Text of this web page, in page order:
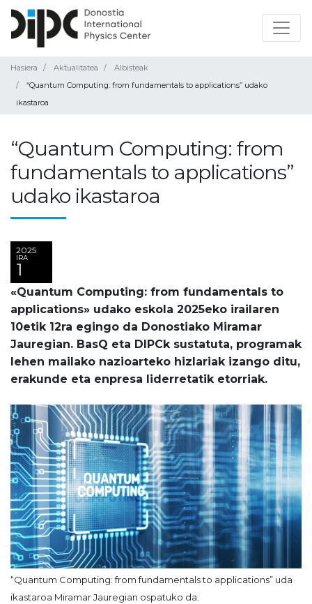
Hasiera Aktualitatea
Albisteak
“Quantum Computing: from fundamentals to applications” udako
ikastaroa
“Quantum Computing: from
fundamentals to applications”
udako ikastaroa
2025
IRA
1
«Quantum Computing: from fundamentals to
applications» udako eskola 2025eko irailaren
10etik 12ra egingo da Donostiako Miramar
Jauregian. BasQ eta DIPCk sustatuta, programak
lehen mailako nazioarteko hizlariak izango ditu,
erakunde eta enpresa liderretatik etorriak.
“Quantum Computing: from fundamentals to applications” uda
ikastaroa Miramar Jauregian ospatuko da.